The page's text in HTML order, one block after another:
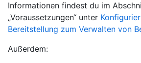
Informationen findest du im
„Voraussetzungen“ unter
Bereitstellung zum Verwalten von
Außerdem: